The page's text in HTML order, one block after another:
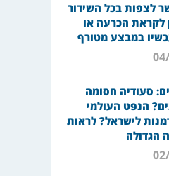
לצפות בכל השידור
לקראת הכרעה או
במבצע מטורף
סעודיה חסומה
הנפט העולמי
לישראל? לראות
הגדולה